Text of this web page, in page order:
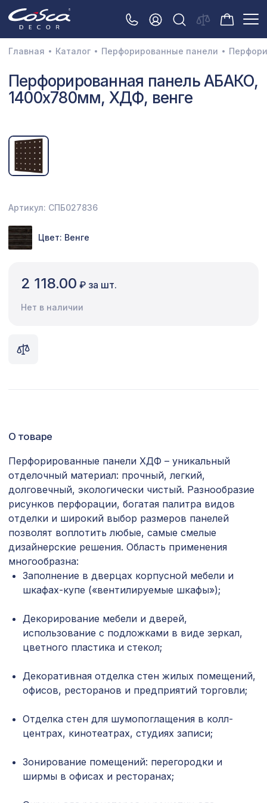
3D орнамент
Акустические панели
Интерьерный МДФ
Межкомнатные арки
Перфорированные панели
Плинтусы
Сопутствующие товары
Цветной багет
Экраны для радиаторов
Перфорированная панель ДАМАСКО,
2790х1020мм, ХДФ, ольха
5107 ₽
Молдинг MX010, 55х25, 2000мм,
Экополимер/11
Перфорированная панель КВАДРО
8-28, 2790х1020мм, ХДФ, без
отделки
Перфорированная панель ДАМАСКО,
1200х600мм, ХДФ, бук
1044 ₽
1000х680мм, ХДФ, без отделки
Перфорированная панель КВАДРО
10-20, 1200х600мм, ХДФ, венге
Перфорированная панель ВЕРОНИКА,
1030х695мм, ХДФ, дуб
578 ₽
x 5,5 м
946 ₽
ВЕРОНИКА, 2070х930мм, ХДФ, белая
Натуральные обои Cosca Traditional
Главная Каталог Перфорированные панели
Перфорированная панель АБАКО,
1400х780мм, ХДФ, венге
Артикул: СПБ027836
Цвет: Венге
2 118.00 ₽ за шт.
Нет в наличии
О товаре
Перфорированные панели ХДФ – уникальный
отделочный материал: прочный, легкий,
долговечный, экологически чистый. Разнообразие
рисунков перфорации, богатая палитра видов
отделки и широкий выбор размеров панелей
позволят воплотить любые, самые смелые
дизайнерские решения. Область применения
многообразна:
Заполнение в дверцах корпусной мебели и
шкафах-купе («вентилируемые шкафы»);
Декорирование мебели и дверей,
использование с подложками в виде зеркал,
цветного пластика и стекол;
Декоративная отделка стен жилых помещений,
офисов, ресторанов и предприятий торговли;
Отделка стен для шумопоглащения в колл-
центрах, кинотеатрах, студиях записи;
Зонирование помещений: перегородки и
ширмы в офисах и ресторанах;